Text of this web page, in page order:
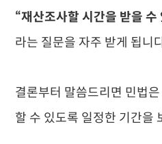
“재산조사할 시간을 받을 수
라는 질문을 자주 받게 됩니
결론부터 말씀드리면 민법
할 수 있도록 일정한 기간을